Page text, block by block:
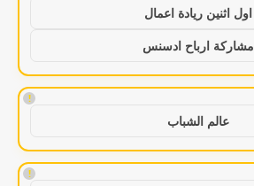
اول اثنين ريادة اعمال
مشاركة ارباح ادسنس
!
عالم الشباب
!